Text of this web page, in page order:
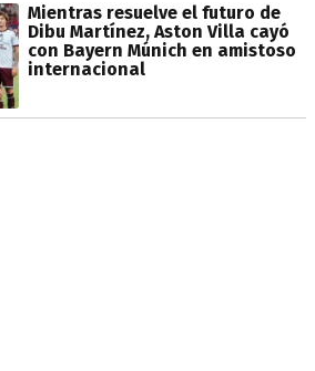
Mientras resuelve el futuro de
Dibu Martínez, Aston Villa cayó
con Bayern Múnich en amistoso
internacional